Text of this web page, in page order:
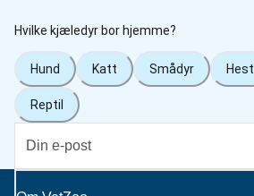
Hvilke kjæledyr bor hjemme?
Hund Katt Smådyr Hest
Reptil